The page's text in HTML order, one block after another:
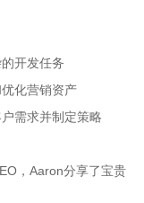
开发任务
化营销资产
需求并制定策略
，Aaron分享了宝贵